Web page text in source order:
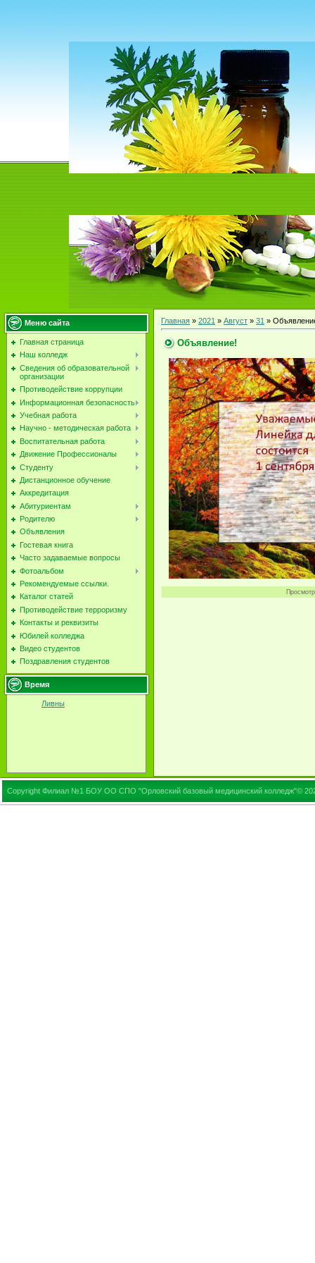
Меню сайта
Главная страница
Наш колледж
Сведения об образовательной
организации
Противодействие коррупции
Информационная безопасность
Учебная работа
Научно - методическая работа
Воспитательная работа
Движение Профессионалы
Студенту
Дистанционное обучение
Аккредитация
Абитуриентам
Родителю
Объявления
Гостевая книга
Часто задаваемые вопросы
Фотоальбом
Рекомендуемые ссылки.
Каталог статей
Противодействие терроризму
Контакты и реквизиты
Юбилей колледжа
Видео студентов
Поздравления студентов
Время
Ливны
Главная » 2021 » Август » 31 »
Объявление!
Copyright Филиал №1 БОУ ОО СПО "Орловский базовый медицинский колледж"©